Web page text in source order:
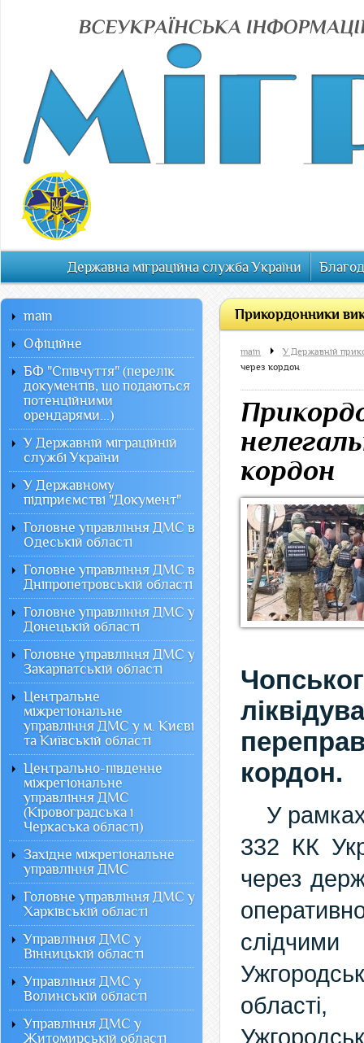
Державна міграційна служба України
Прикордонники
main
У Державній
через кордон
кордон
кордон.
У
332 КК
через
області,
main
Офiцiйне
БФ "Співчуття" (перелік
документів, що подаються
потенційними
орендарями...)
У Державній міграційній
службі України
У Державному
підприємстві "Документ"
Головне управління ДМС в
Одеській області
Головне управління ДМС в
Дніпропетровській області
Головне управління ДМС у
Донецькій області
Головне управління ДМС у
Закарпатській області
Центральне
міжрегіональне
управління ДМС у м. Києві
та Київській області
Центрально-південне
міжрегіональне
управління ДМС
(Кіровоградська і
Черкаська області)
Західне міжрегіональне
управління ДМС
Головне управління ДМС у
Харківській області
Управління ДМС у
Вінницькій області
Управління ДМС у
Волинській області
Управління ДМС у
Житомирській області